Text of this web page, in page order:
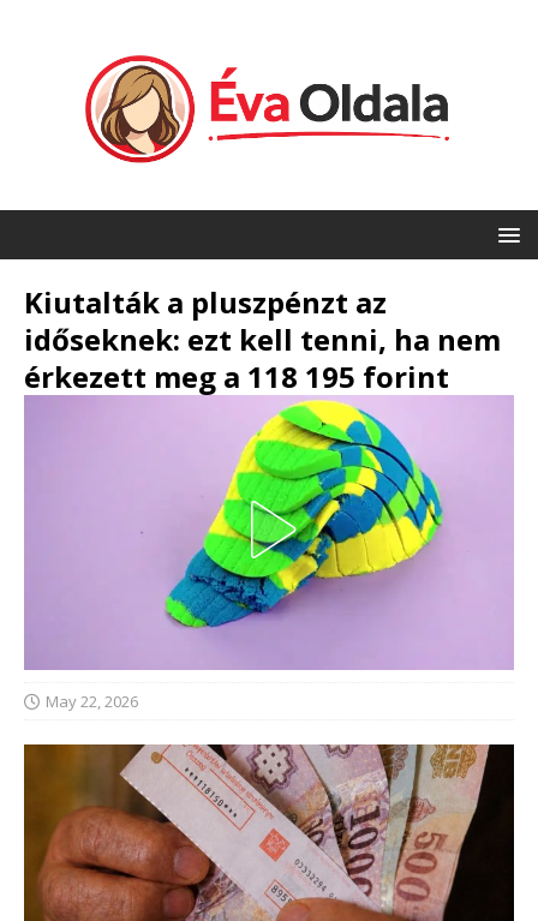
Kiutalták a pluszpénzt az
időseknek: ezt kell tenni, ha nem
érkezett meg a 118 195 forint
May 22, 2026